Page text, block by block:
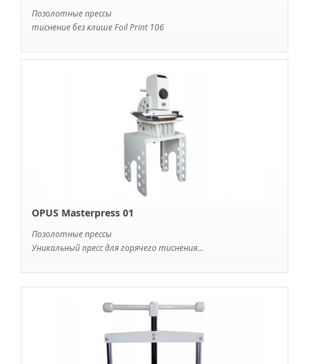
Позолотные прессы
тиснение без клише Foil Print 106
OPUS Masterpress 01
Позолотные прессы
Уникальный пресс для горячего тиснения...